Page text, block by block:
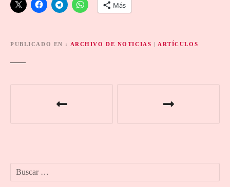
Más
PUBLICADO EN ARCHIVO DE NOTICIAS | ARTÍCULOS
g